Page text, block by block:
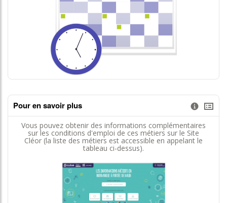
Pour en savoir plus
Information donnée n°2
tableaux excel n°2
contenus données json n°2
Vous pouvez obtenir des informations complémentaires
sur les conditions d'emploi de ces métiers sur le Site
Cléor (la liste des métiers est accessible en appelant le
tableau ci-dessus).